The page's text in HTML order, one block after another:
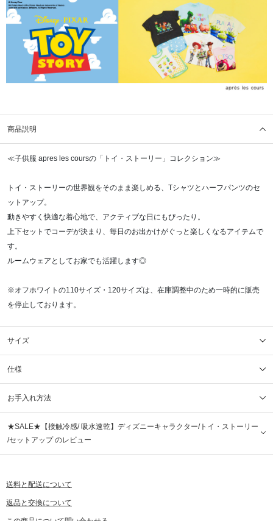
商品説明
≪子供服 apres les coursの「トイ・ストーリー」コレクション≫
トイ・ストーリーの世界観をそのまま楽しめる、Tシャツとハーフパンツのセ
ットアップ。
動きやすく快適な着心地で、アクティブな日にもぴったり。
上下セットでコーデが決まり、毎日のお出かけがぐっと楽しくなるアイテムで
す。
ルームウェアとしてお家でも活躍します◎
※オフホワイトの110サイズ・120サイズは、在庫調整中のため一時的に販売
を停止しております。
サイズ
仕様
お手入れ方法
★SALE★【接触冷感/ 吸水速乾】ディズニーキャラクター/トイ・ストーリー
/セットアップ のレビュー
送料と配送について
返品と交換について